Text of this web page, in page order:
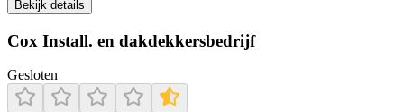
Bekijk details
Cox Install. en dakdekkersbedrijf
Gesloten